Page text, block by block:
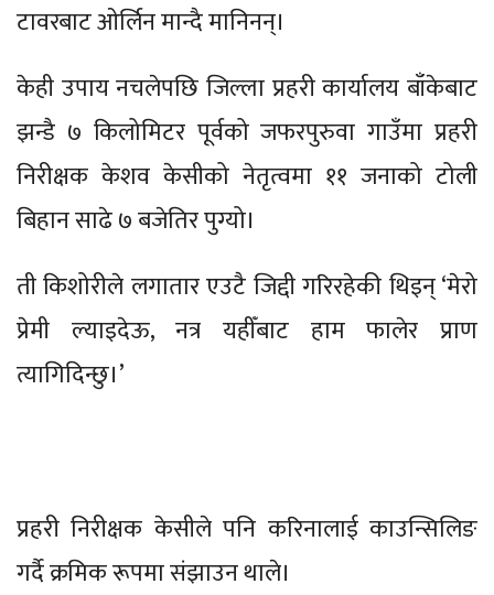
टावरबाट ओर्लिन मान्दै मानिनन्।
केही उपाय नचलेपछि जिल्ला प्रहरी कार्यालय बाँकेबाट
झन्डै ७ किलोमिटर पूर्वको जफरपुरुवा गाउँमा प्रहरी
निरीक्षक केशव केसीको नेतृत्वमा ११ जनाको टोली
बिहान साढे ७ बजेतिर पुग्यो।
ती किशोरीले लगातार एउटै जिद्दी गरिरहेकी थिइन् ‘मेरो
प्रेमी ल्याइदेऊ, नत्र यहीँबाट हाम फालेर प्राण
त्यागिदिन्छु।’
प्रहरी निरीक्षक केसीले पनि करिनालाई काउन्सिलिङ
गर्दै क्रमिक रूपमा संझाउन थाले।